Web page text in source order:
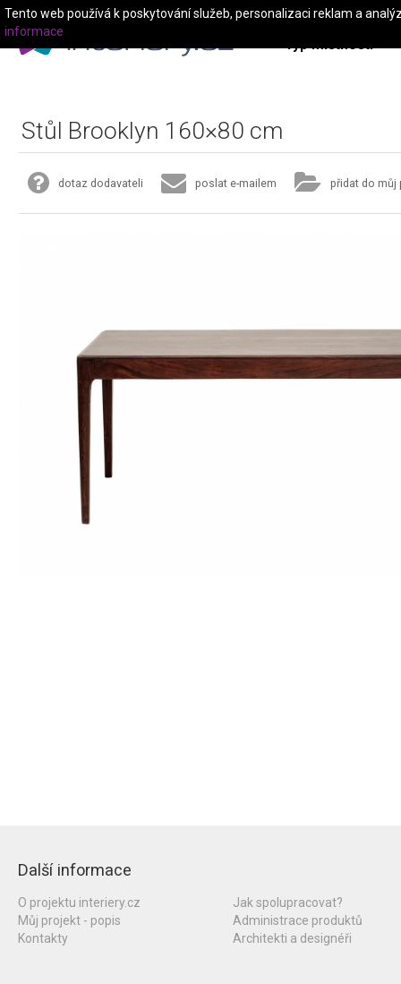
Typ místnosti
Stůl Brooklyn 160×80 cm
dotaz dodavateli poslat e-mailem přidat do můj
Další informace
O projektu interiery.cz
Můj projekt - popis
Kontakty
Jak spolupracovat?
Administrace produktů
Architekti a designéři
Tento web používá k poskytování služeb, personalizaci reklam a
informace